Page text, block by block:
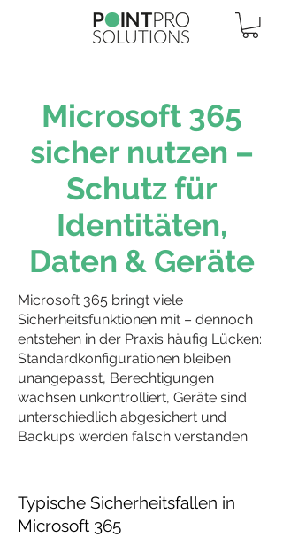
Microsoft 365
sicher nutzen –
Schutz für
Identitäten,
Daten & Geräte
Microsoft 365 bringt viele
Sicherheitsfunktionen mit – dennoch
entstehen in der Praxis häufig Lücken:
Standardkonfigurationen bleiben
unangepasst, Berechtigungen
wachsen unkontrolliert, Geräte sind
unterschiedlich abgesichert und
Backups werden falsch verstanden.
Typische Sicherheitsfallen in
Microsoft 365